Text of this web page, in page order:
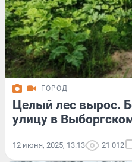
ГОРОД
Целый лес вырос.
улицу в
12 июня, 2025, 13:13 21 012